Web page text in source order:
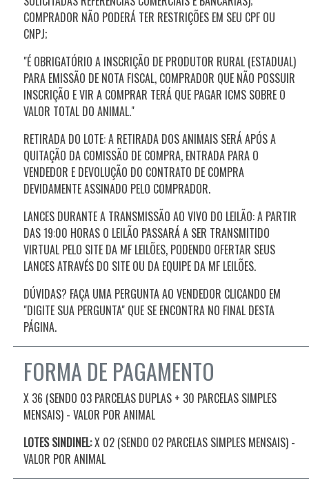
COMPRADOR NÃO PODERÁ TER RESTRIÇÕES EM SEU CPF OU
CNPJ;
"É OBRIGATÓRIO A INSCRIÇÃO DE PRODUTOR RURAL (ESTADUAL)
PARA EMISSÃO DE NOTA FISCAL, COMPRADOR QUE NÃO POSSUIR
INSCRIÇÃO E VIR A COMPRAR TERÁ QUE PAGAR ICMS SOBRE O
VALOR TOTAL DO ANIMAL."
RETIRADA DO LOTE: A RETIRADA DOS ANIMAIS SERÁ APÓS A
QUITAÇÃO DA COMISSÃO DE COMPRA, ENTRADA PARA O
VENDEDOR E DEVOLUÇÃO DO CONTRATO DE COMPRA
DEVIDAMENTE ASSINADO PELO COMPRADOR.
LANCES DURANTE A TRANSMISSÃO AO VIVO DO LEILÃO: A PARTIR
DAS 19:00 HORAS O LEILÃO PASSARÁ A SER TRANSMITIDO
VIRTUAL PELO SITE DA MF LEILÕES, PODENDO OFERTAR SEUS
LANCES ATRAVÉS DO SITE OU DA EQUIPE DA MF LEILÕES.
DÚVIDAS? FAÇA UMA PERGUNTA AO VENDEDOR CLICANDO EM
"DIGITE SUA PERGUNTA" QUE SE ENCONTRA NO FINAL DESTA
PÁGINA.
FORMA DE PAGAMENTO
X 36 (SENDO 03 PARCELAS DUPLAS + 30 PARCELAS SIMPLES
MENSAIS) - VALOR POR ANIMAL
LOTES SINDINEL:X 02 (SENDO 02 PARCELAS SIMPLES MENSAIS) -
VALOR POR ANIMAL